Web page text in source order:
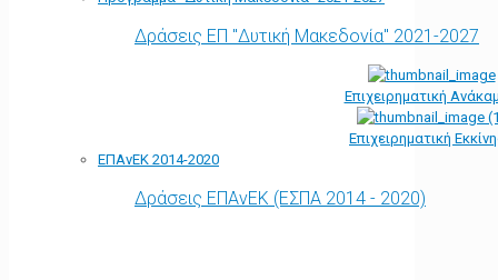
Δράσεις ΕΠ "Δυτική Μακεδονία" 2021-2027
Επιχειρηματική
Επιχειρηματική
ΕΠΑνΕΚ 2014-2020
Δράσεις ΕΠΑνΕΚ (ΕΣΠΑ 2014 - 2020)